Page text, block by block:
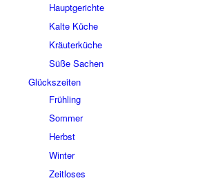
Hauptgerichte
Kalte Küche
Kräuterküche
Süße Sachen
Glückszeiten
Frühling
Sommer
Herbst
Winter
Zeitloses